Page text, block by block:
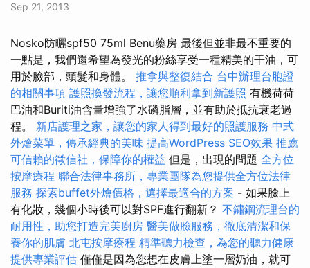
Sep 21, 2013
Nosko防曬spf50 75ml Benu藥房 最後但並非最不重要的
一點是，我們還希望為發光的粉絲享受一種精美的干油，可
用於臉部，頭髮和身體。 推拿與整復結合 台中辦理台胞證
的相關事項 護照換發流程，讓您順利拿到新護照 有機荷荷
巴油和Buriti油含量增強了水磷脂層，並有助於抵抗衰老過
程。 新店護理之家，讓您的家人得到最好的照護服務 中式
外燴菜單，傳承經典的美味 提高WordPress SEO效果 推薦
可信賴的徵信社，保障你的權益 但是，出現的問題 全方位
按摩療程 聯合法律事務所，專業團隊為您提供全方位法律
服務 探索buffet外燴價格，選擇最適合的方案 - 如果臉上
有化妝，幾個小時後可以對SPF進行翻新？ 不鏽鋼流理台的
耐用性，助您打造完美廚房 醫美做臉服務，徹底清潔和保
養你的肌膚 北屯按摩療程 精準聽力檢查，為您的聽力健康
提供專業評估 僅僅是因為您想在皮膚上塗一層奶油，就可